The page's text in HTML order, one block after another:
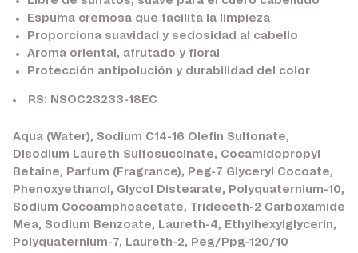
Espuma cremosa que facilita la limpieza
Proporciona suavidad y sedosidad al cabello
Aroma oriental, afrutado y floral
Protección antipolución y durabilidad del color
RS: NSOC23233-18EC
Aqua (Water), Sodium C14-16 Olefin Sulfonate,
Disodium Laureth Sulfosuccinate, Cocamidopropyl
Betaine, Parfum (Fragrance), Peg-7 Glyceryl Cocoate,
Phenoxyethanol, Glycol Distearate, Polyquaternium-10,
Sodium Cocoamphoacetate, Trideceth-2 Carboxamide
Mea, Sodium Benzoate, Laureth-4, Ethylhexylglycerin,
Polyquaternium-7, Laureth-2, Peg/Ppg-120/10